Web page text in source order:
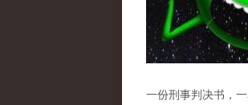
一份刑事判决书，